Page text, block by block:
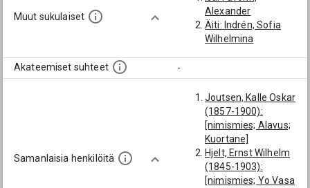
Muut sukulaiset
Alexander
Äiti: Indrén, Sofia
Wilhelmina
Akateemiset suhteet -
Samanlaisia henkilöitä
Joutsen, Kalle Oskar
(1857-1900):
[nimismies; Alavus;
Kuortane]
Hjelt, Ernst Wilhelm
(1845-1903):
[nimismies; Yo Vasa